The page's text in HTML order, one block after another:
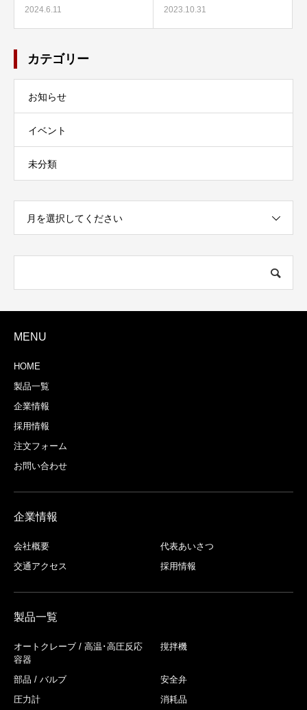
2024.6.11 2023.10.31
カテゴリー
お知らせ
イベント
未分類
月を選択してください
MENU
HOME
製品一覧
企業情報
採用情報
注文フォーム
お問い合わせ
企業情報
会社概要
代表あいさつ
交通アクセス
採用情報
製品一覧
オートクレーブ / 高温･高圧反応
容器
撹拌機
部品 / バルブ
安全弁
圧力計
消耗品